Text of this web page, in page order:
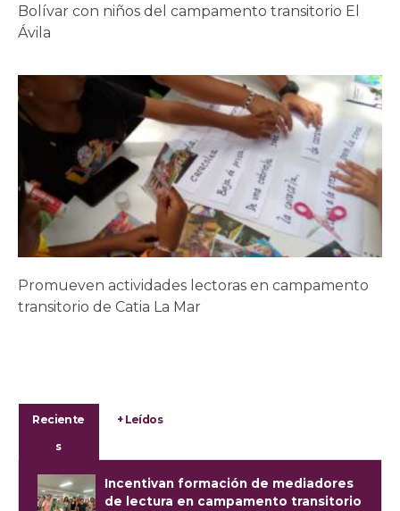
Bolívar con niños del campamento transitorio El
Ávila
Promueven actividades lectoras en campamento
transitorio de Catia La Mar
Reciente
s
+ Leídos
Incentivan formación de mediadores
de lectura en campamento transitorio